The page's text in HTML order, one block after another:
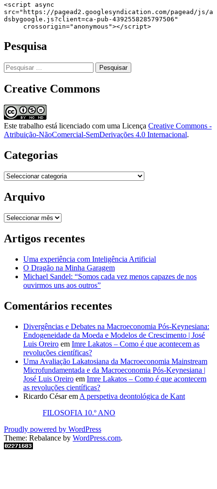
<script async
src="https://pagead2.googlesyndication.com/pagead/js/a
dsbygoogle.js?client=ca-pub-4392558285797506"
     crossorigin="anonymous"></script>
Pesquisa
Pesquisar
por:
Creative Commons
Este trabalho está licenciado com uma Licença Creative Commons -
Atribuição-NãoComercial-SemDerivações 4.0 Internacional.
Categorias
Categorias
Arquivo
Arquivo
Artigos recentes
Uma experiência com Inteligência Artificial
O Dragão na Minha Garagem
Michael Sandel: “Somos cada vez menos capazes de nos
ouvirmos uns aos outros”
Comentários recentes
Divergências e Debates na Macroeconomia Pós-Keynesiana:
Endogeneidade da Moeda e Modelos de Crescimento | José
Luis Oreiro em Imre Lakatos – Como é que acontecem as
revoluções científicas?
Uma Avaliação Lakatosiana da Macroeconomia Mainstream
Microfundamentada e da Macroeconomia Pós-Keynesiana |
José Luis Oreiro em Imre Lakatos – Como é que acontecem
as revoluções científicas?
Ricardo Césarem A perspetiva deontológica de Kant
FILOSOFIA 10.º ANO
Proudly powered by WordPress
Theme: Rebalance by WordPress.com.